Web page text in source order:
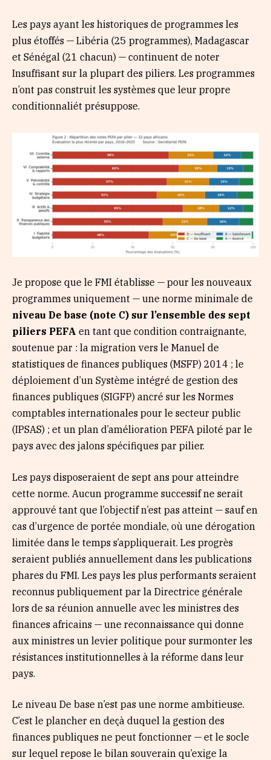
Les pays ayant les historiques de programmes les
plus étoffés — Libéria (25 programmes), Madagascar
et Sénégal (21 chacun) — continuent de noter
Insuffisant sur la plupart des piliers. Les programmes
n’ont pas construit les systèmes que leur propre
conditionnaliét présuppose.
Je propose que le FMI établisse — pour les nouveaux
programmes uniquement — une norme minimale de
niveau De base (note C) sur l’ensemble des sept
piliers PEFA en tant que condition contraignante,
soutenue par : la migration vers le Manuel de
statistiques de finances publiques (MSFP) 2014 ; le
déploiement d’un Système intégré de gestion des
finances publiques (SIGFP) ancré sur les Normes
comptables internationales pour le secteur public
(IPSAS) ; et un plan d’amélioration PEFA piloté par le
pays avec des jalons spécifiques par pilier.
Les pays disposeraient de sept ans pour atteindre
cette norme. Aucun programme successif ne serait
approuvé tant que l’objectif n’est pas atteint — sauf en
cas d’urgence de portée mondiale, où une dérogation
limitée dans le temps s’appliquerait. Les progrès
seraient publiés annuellement dans les publications
phares du FMI. Les pays les plus performants seraient
reconnus publiquement par la Directrice générale
lors de sa réunion annuelle avec les ministres des
finances africains — une reconnaissance qui donne
aux ministres un levier politique pour surmonter les
résistances institutionnelles à la réforme dans leur
pays.
Le niveau De base n’est pas une norme ambitieuse.
C’est le plancher en deçà duquel la gestion des
finances publiques ne peut fonctionner — et le socle
sur lequel repose le bilan souverain qu’exige la